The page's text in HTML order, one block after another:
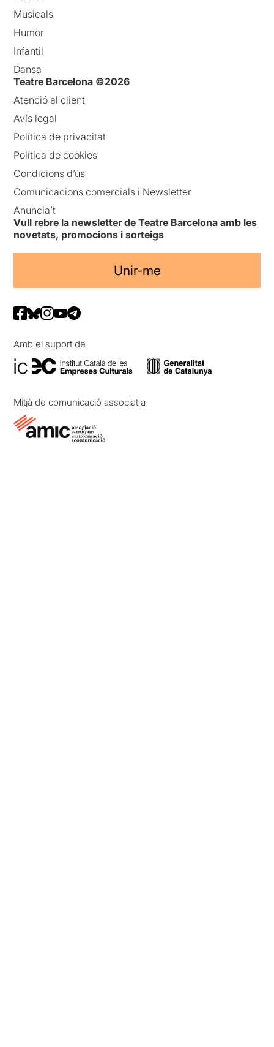
Musicals
Humor
Infantil
Dansa
Teatre Barcelona ©2026
Atenció al client
Avís legal
Política de privacitat
Política de cookies
Condicions d’ús
Comunicacions comercials i Newsletter
Anuncia’t
Vull rebre la newsletter de Teatre Barcelona amb les
novetats, promocions i sorteigs
Unir-me
Amb el suport de
Mitjà de comunicació associat a